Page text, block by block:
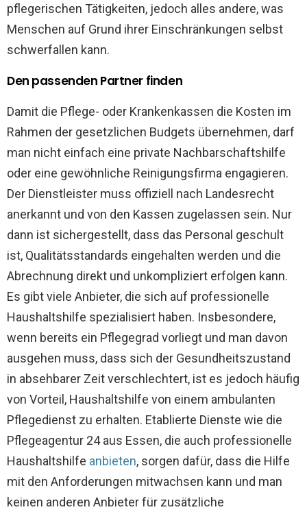
pflegerischen Tätigkeiten, jedoch alles andere, was
Menschen auf Grund ihrer Einschränkungen selbst
schwerfallen kann.
Den passenden Partner finden
Damit die Pflege- oder Krankenkassen die Kosten im
Rahmen der gesetzlichen Budgets übernehmen, darf
man nicht einfach eine private Nachbarschaftshilfe
oder eine gewöhnliche Reinigungsfirma engagieren.
Der Dienstleister muss offiziell nach Landesrecht
anerkannt und von den Kassen zugelassen sein. Nur
dann ist sichergestellt, dass das Personal geschult
ist, Qualitätsstandards eingehalten werden und die
Abrechnung direkt und unkompliziert erfolgen kann.
Es gibt viele Anbieter, die sich auf professionelle
Haushaltshilfe spezialisiert haben. Insbesondere,
wenn bereits ein Pflegegrad vorliegt und man davon
ausgehen muss, dass sich der Gesundheitszustand
in absehbarer Zeit verschlechtert, ist es jedoch häufig
von Vorteil, Haushaltshilfe von einem ambulanten
Pflegedienst zu erhalten. Etablierte Dienste wie die
Pflegeagentur 24 aus Essen, die auch professionelle
Haushaltshilfe anbieten, sorgen dafür, dass die Hilfe
mit den Anforderungen mitwachsen kann und man
keinen anderen Anbieter für zusätzliche